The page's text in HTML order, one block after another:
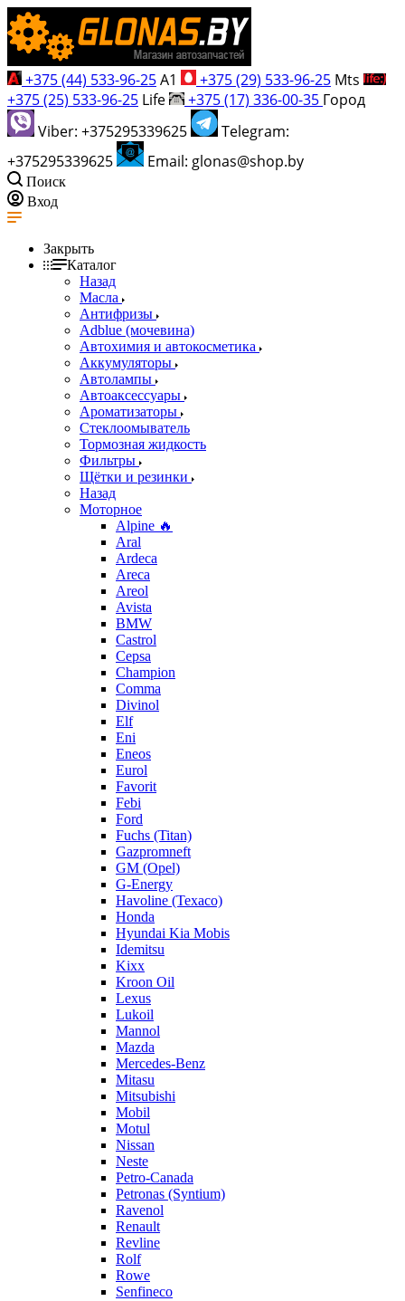
+375 (44) 533-96-25A1 +375 (29) 533-96-25 Mts
+375 (25) 533-96-25 Life +375 (17) 336-00-35 Город
Viber: +375295339625
Telegram:
+375295339625
Email: glonas@shop.by
Поиск
Вход
Закрыть
Каталог
Назад
Масла
Антифризы
Adblue (мочевина)
Автохимия и автокосметика
Аккумуляторы
Автолампы
Автоаксессуары
Ароматизаторы
Стеклоомыватель
Тормозная жидкость
Фильтры
Щётки и резинки
Назад
Моторное
Alpine 🔥
Aral
Ardeca
Areca
Areol
Avista
BMW
Castrol
Cepsa
Champion
Comma
Divinol
Elf
Eni
Eneos
Eurol
Favorit
Febi
Ford
Fuchs (Titan)
Gazpromneft
GM (Opel)
G-Energy
Havoline (Texaco)
Honda
Hyundai Kia Mobis
Idemitsu
Kixx
Kroon Oil
Lexus
Lukoil
Mannol
Mazda
Mercedes-Benz
Mitasu
Mitsubishi
Mobil
Motul
Nissan
Neste
Petro-Canada
Petronas (Syntium)
Ravenol
Renault
Revline
Rolf
Rowe
Senfineco